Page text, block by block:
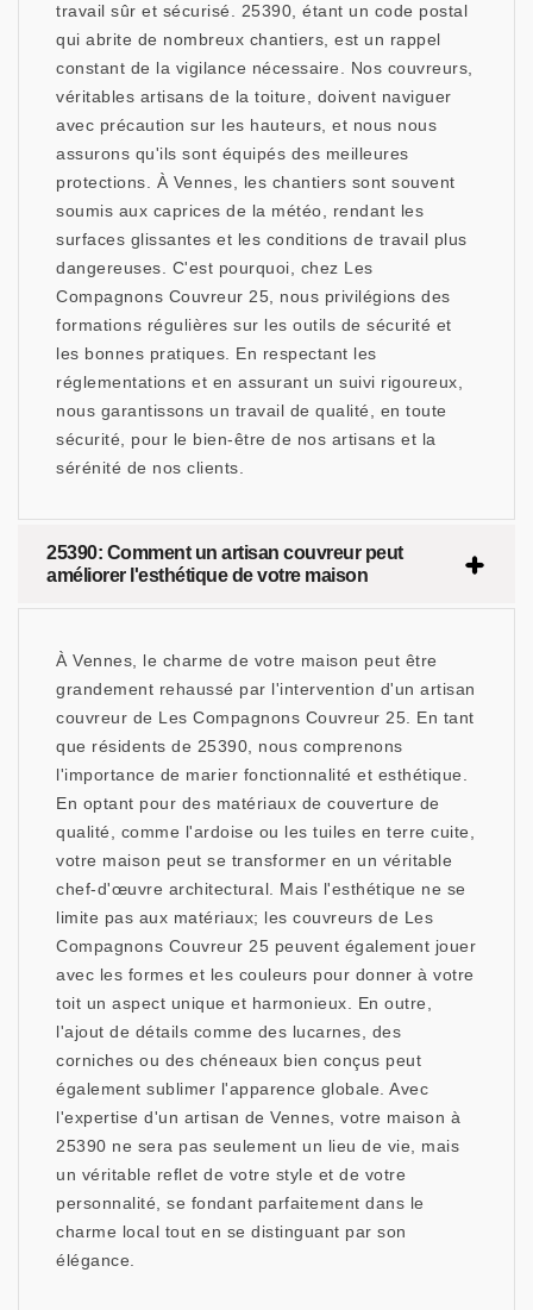
travail sûr et sécurisé. 25390, étant un code postal
qui abrite de nombreux chantiers, est un rappel
constant de la vigilance nécessaire. Nos couvreurs,
véritables artisans de la toiture, doivent naviguer
avec précaution sur les hauteurs, et nous nous
assurons qu'ils sont équipés des meilleures
protections. À Vennes, les chantiers sont souvent
soumis aux caprices de la météo, rendant les
surfaces glissantes et les conditions de travail plus
dangereuses. C'est pourquoi, chez Les
Compagnons Couvreur 25, nous privilégions des
formations régulières sur les outils de sécurité et
les bonnes pratiques. En respectant les
réglementations et en assurant un suivi rigoureux,
nous garantissons un travail de qualité, en toute
sécurité, pour le bien-être de nos artisans et la
sérénité de nos clients.
25390: Comment un artisan couvreur peut
améliorer l'esthétique de votre maison
À Vennes, le charme de votre maison peut être
grandement rehaussé par l'intervention d'un artisan
couvreur de Les Compagnons Couvreur 25. En tant
que résidents de 25390, nous comprenons
l'importance de marier fonctionnalité et esthétique.
En optant pour des matériaux de couverture de
qualité, comme l'ardoise ou les tuiles en terre cuite,
votre maison peut se transformer en un véritable
chef-d'œuvre architectural. Mais l'esthétique ne se
limite pas aux matériaux; les couvreurs de Les
Compagnons Couvreur 25 peuvent également jouer
avec les formes et les couleurs pour donner à votre
toit un aspect unique et harmonieux. En outre,
l'ajout de détails comme des lucarnes, des
corniches ou des chéneaux bien conçus peut
également sublimer l'apparence globale. Avec
l'expertise d'un artisan de Vennes, votre maison à
25390 ne sera pas seulement un lieu de vie, mais
un véritable reflet de votre style et de votre
personnalité, se fondant parfaitement dans le
charme local tout en se distinguant par son
élégance.